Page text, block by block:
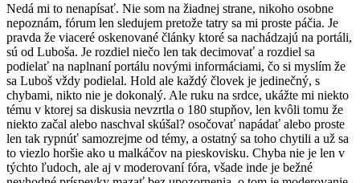
Nedá mi to nenapísať. Nie som na žiadnej strane, nikoho osobne
nepoznám, fórum len sledujem pretože tatry sa mi proste páčia. Je
pravda že viaceré oskenované články ktoré sa nachádzajú na portáli,
sú od Luboša. Je rozdiel niečo len tak decimovať a rozdiel sa
podielať na naplnaní portálu novými informáciami, čo si myslím že
sa Luboš vždy podielal. Hold ale každý človek je jedinečný, s
chybami, nikto nie je dokonalý. Ale ruku na srdce, ukážte mi niekto
tému v ktorej sa diskusia nevzrtla o 180 stupňov, len kvôli tomu že
niekto začal alebo naschval skúšal? osočovať napádať alebo proste
len tak rypnúť samozrejme od témy, a ostatný sa toho chytili a už sa
to viezlo horšie ako u malkáčov na pieskovisku. Chyba nie je len v
týchto ľudoch, ale aj v moderovaní fóra, všade inde je bežné